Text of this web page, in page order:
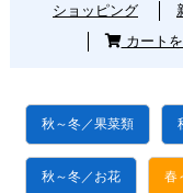
ショッピング
カート
秋～冬／果菜類
秋～冬／お花 春